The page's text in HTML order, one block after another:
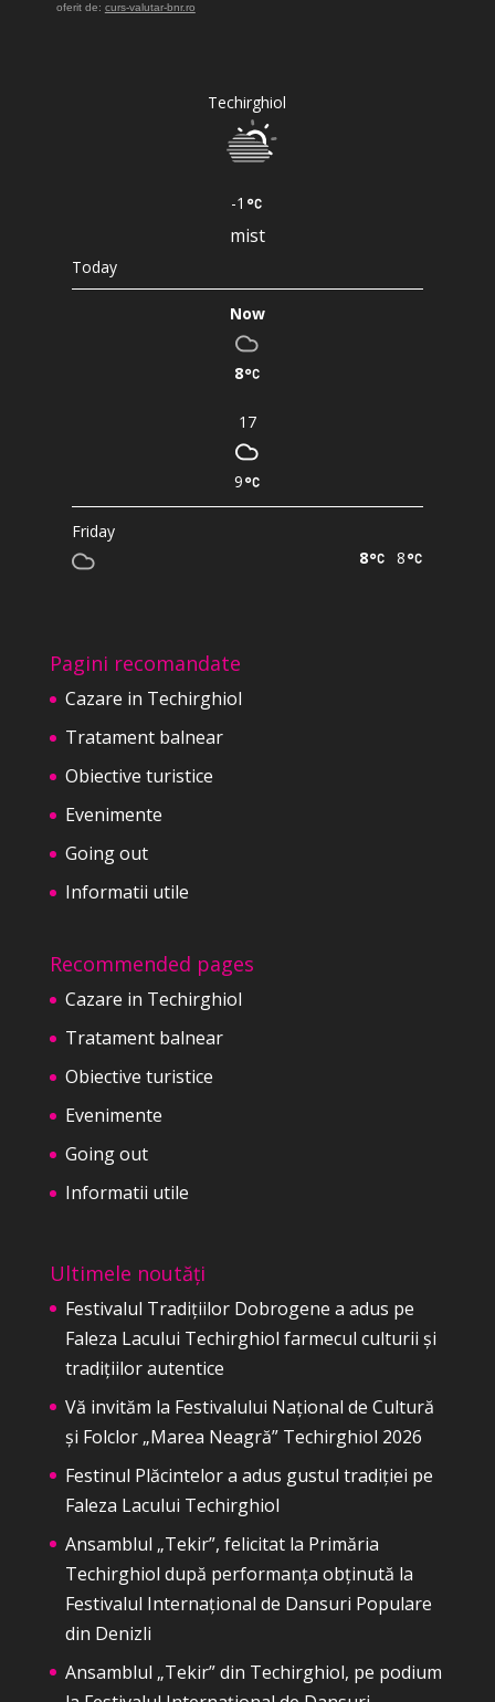
oferit de: curs-valutar-bnr.ro
Techirghiol
-1
mist
Today
Now
8
17
9
Friday
8
8
Pagini recomandate
Cazare in Techirghiol
Tratament balnear
Obiective turistice
Evenimente
Going out
Informatii utile
Recommended pages
Cazare in Techirghiol
Tratament balnear
Obiective turistice
Evenimente
Going out
Informatii utile
Ultimele noutăți
Festivalul Tradițiilor Dobrogene a adus pe
Faleza Lacului Techirghiol farmecul culturii și
tradițiilor autentice
Vă invităm la Festivalului Național de Cultură
și Folclor „Marea Neagră” Techirghiol 2026
Festinul Plăcintelor a adus gustul tradiției pe
Faleza Lacului Techirghiol
Ansamblul „Tekir”, felicitat la Primăria
Techirghiol după performanța obținută la
Festivalul Internațional de Dansuri Populare
din Denizli
Ansamblul „Tekir” din Techirghiol, pe podium